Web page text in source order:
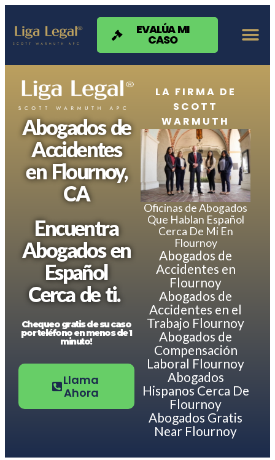
Nota:
sitio
web
accesibilidad.
EVALÚA MI
CASO
Abogados de
Accidentes
en Flournoy,
CA
Encuentra
Abogados en
Español
Cerca de ti.
Chequeo gratis de su caso
por teléfono en menos de 1
minuto!
Llama
Ahora
LA FIRMA DE
SCOTT
WARMUTH
Oficinas de Abogados
Que Hablan Español
Cerca De Mi En
Flournoy
Abogados de
Accidentes en
Flournoy
Abogados de
Accidentes en el
Trabajo Flournoy
Abogados de
Compensación
Laboral Flournoy
Abogados
Hispanos Cerca De
Flournoy
Abogados Gratis
Near Flournoy